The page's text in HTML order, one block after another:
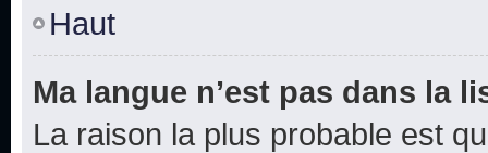
Haut
Ma langue n’est pas dans la
La raison la plus probable est